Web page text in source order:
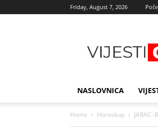
Friday, August 7, 2026
NASLOVNICA
Home Horoskop